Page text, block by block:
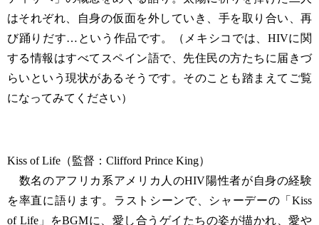
はそれぞれ、自身の仮面を外していき、手を取り合い、再
び踊りだす…という作品です。（メキシコでは、HIVに関
する情報はすべてスペイン語で、先住民の方たちに届きづ
らいという現状があるそうです。そのことも踏まえてご覧
になってみてください）
Kiss of Life（監督：Clifford Prince King）
数名のアフリカ系アメリカ人のHIV陽性者が自身の経験
を率直に語ります。ラストシーンで、シャーデーの「Kiss
of Life」をBGMに、愛し合うゲイたちの姿が描かれ、愛や